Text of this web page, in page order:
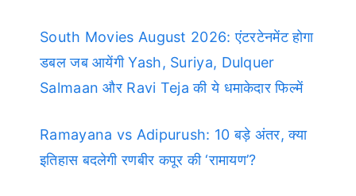
South Movies August 2026: एंटरटेनमेंट होगा
डबल जब आयेंगी Yash, Suriya, Dulquer
Salmaan और Ravi Teja की ये धमाकेदार फिल्में
Ramayana vs Adipurush: 10 बड़े अंतर, क्या
इतिहास बदलेगी रणबीर कपूर की ‘रामायण’?